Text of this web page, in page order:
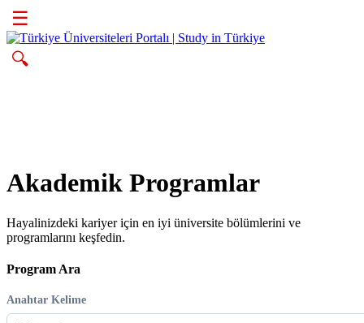
☰
🔍
Akademik Programlar
Hayalinizdeki kariyer için en iyi üniversite bölümlerini ve
programlarını keşfedin.
Program Ara
Anahtar Kelime